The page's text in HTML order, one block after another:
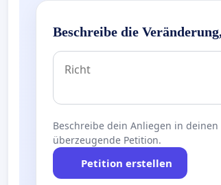
Beschreibe die
Beschreibe dein Anliegen in
überzeugende Petition.
Petition erstellen